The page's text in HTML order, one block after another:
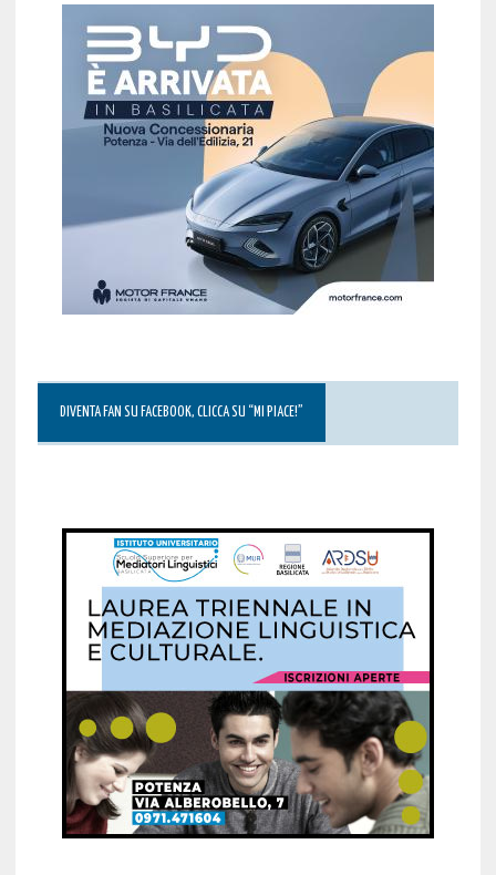
DIVENTA FAN SU FACEBOOK, CLICCA SU “MI PIACE!”